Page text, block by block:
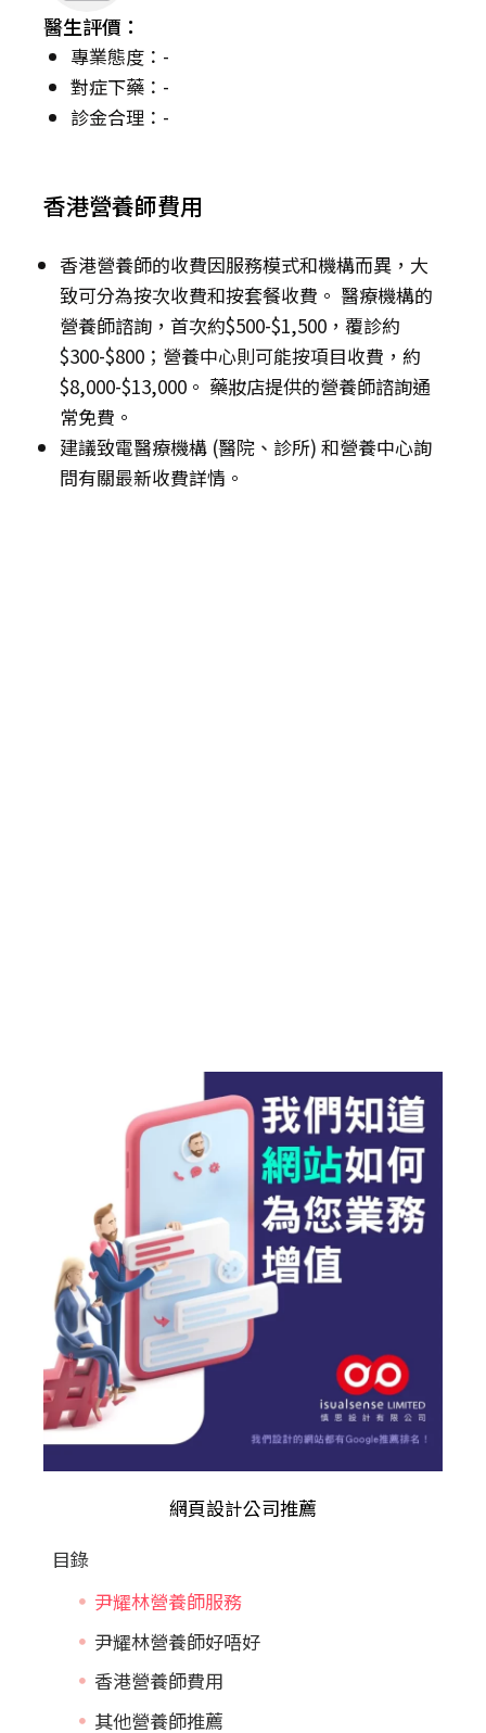
醫生評價：
專業態度：-
對症下藥：-
診金合理：-
香港營養師費用
香港營養師的收費因服務模式和機構而異，大
致可分為按次收費和按套餐收費。 醫療機構的
營養師諮詢，首次約$500-$1,500，覆診約
$300-$800；營養中心則可能按項目收費，約
$8,000-$13,000。 藥妝店提供的營養師諮詢通
常免費。
建議致電醫療機構 (醫院、診所) 和營養中心詢
問有關最新收費詳情。
網頁設計公司推薦
目錄
尹耀林營養師服務
尹耀林營養師好唔好
香港營養師費用
其他營養師推薦